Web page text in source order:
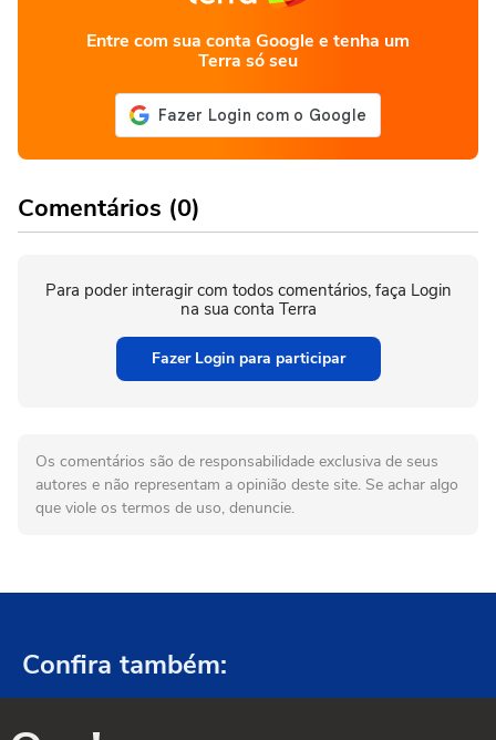
Entre com sua conta Google e tenha um
Terra só seu
Comentários (0)
Para poder interagir com todos comentários, faça Login
na sua conta Terra
Fazer Login para participar
Os comentários são de responsabilidade exclusiva de seus
autores e não representam a opinião deste site. Se achar algo
que viole os termos de uso, denuncie.
Confira também: